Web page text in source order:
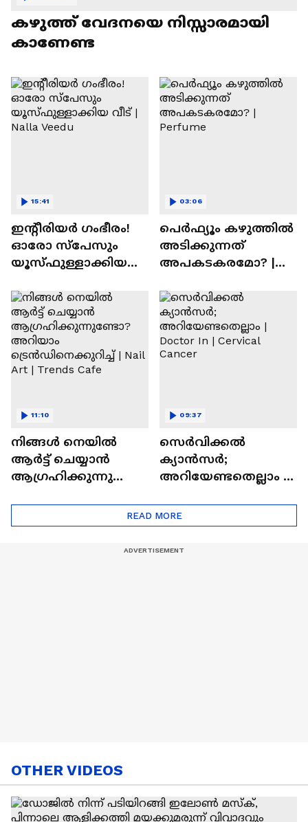
കഴുത്ത് വേദനയെ നിസ്സാരമായി
കാണേണ്ട
ഇന്റീരിയർ ഗംഭീരം!
ഓരോ സ്‌പേസും
യൂസ്ഫുള്ളാക്കിയ
15:41
പെർഫ്യൂം കഴുത്തിൽ
അടിക്കുന്നത്
അപകടകരമോ? |
03:06
നിങ്ങൾ നെയിൽ
ആർട്ട് ചെയ്യാൻ
ആഗ്രഹിക്കുന്നുണ്ടോ
ട്രെൻഡിനെക്കുറിച്ച് |
Nail Art | Trends Cafe
11:10
സെർവിക്കൽ
ക്യാൻസർ;
അറിയേണ്ടതെല്ലാം |
Cancer
09:37
READ MORE
OTHER VIDEOS